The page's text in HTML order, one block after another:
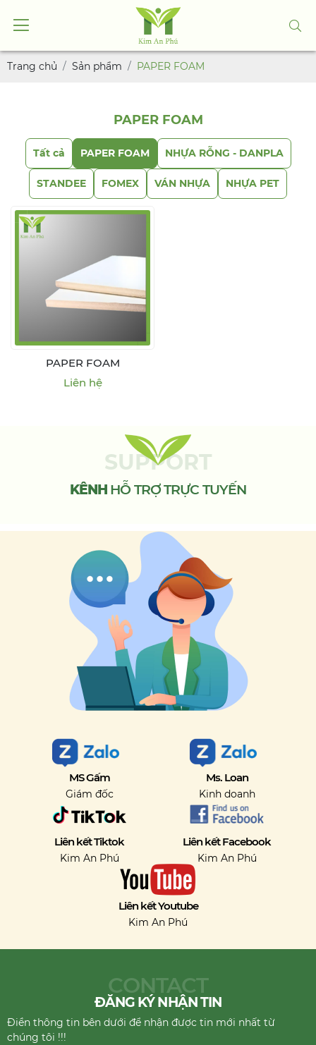
Trang chủ Sản phẩm PAPER FOAM
PAPER FOAM
Tất cả PAPER FOAM NHỰA RỖNG - DANPLA
STANDEE FOMEX VÁN NHỰA NHỰA PET
PAPER FOAM
Liên hệ
SUPPORT
KÊNH HỖ TRỢ TRỰC TUYẾN
MS Gấm
Giám đốc
Ms. Loan
Kinh doanh
Liên kết Tiktok
Kim An Phú
Liên kết Facebook
Kim An Phú
Liên kết Youtube
Kim An Phú
CONTACT
ĐĂNG KÝ NHẬN TIN
Điền thông tin bên dưới để nhận được tin mới nhất từ
chúng tôi !!!